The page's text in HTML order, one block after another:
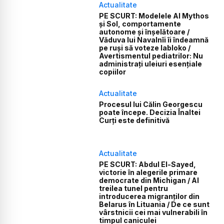
Actualitate
PE SCURT: Modelele AI Mythos
și Sol, comportamente
autonome și înșelătoare /
Văduva lui Navalnîi îi îndeamnă
pe ruși să voteze Iabloko /
Avertismentul pediatrilor: Nu
administrați uleiuri esențiale
copiilor
Actualitate
Procesul lui Călin Georgescu
poate începe. Decizia Înaltei
Curți este definitivă
Actualitate
PE SCURT: Abdul El-Sayed,
victorie în alegerile primare
democrate din Michigan / Al
treilea tunel pentru
introducerea migranților din
Belarus în Lituania / De ce sunt
vârstnicii cei mai vulnerabili în
timpul caniculei